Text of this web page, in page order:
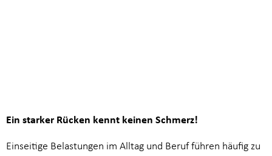
Ein starker Rücken kennt keinen Schmerz!
Einseitige Belastungen im Alltag und Beruf führen häufig zu